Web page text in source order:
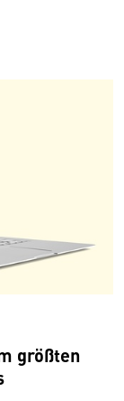
größten